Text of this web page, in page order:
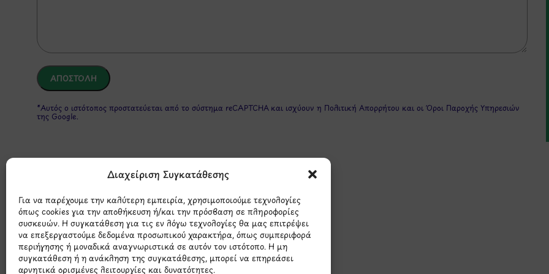
Διαχείριση Συγκατάθεσης
Για να παρέχουμε την καλύτερη εμπειρία, χρησιμοποιούμε τεχνολογίες
όπως cookies για την αποθήκευση ή/και την πρόσβαση σε πληροφορίες
συσκευών. Η συγκατάθεση για τις εν λόγω τεχνολογίες θα μας επιτρέψει
να επεξεργαστούμε δεδομένα προσωπικού χαρακτήρα, όπως συμπεριφορά
περιήγησης ή μοναδικά αναγνωριστικά σε αυτόν τον ιστότοπο. Η μη
συγκατάθεση ή η ανάκληση της συγκατάθεσης, μπορεί να επηρεάσει
αρνητικά ορισμένες λειτουργίες και δυνατότητες.
*Αυτός ο ιστότοπος προστατεύεται από το σύστημα reCAPTCHA και ισχύουν η Πολιτική Απορρήτου και οιΌροι Παροχής Υπηρεσιών
της Google.
Μάθετε πρώτοι τα νέα και τις